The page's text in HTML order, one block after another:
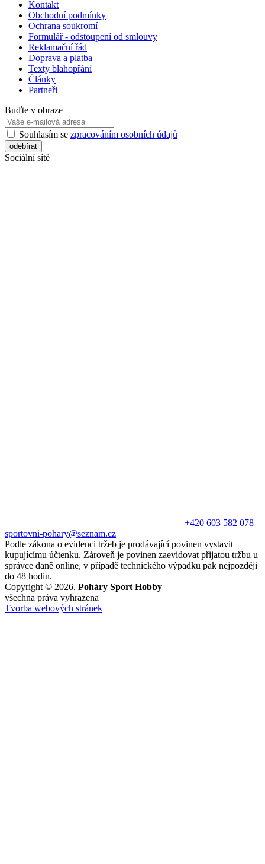
Kontakt
Obchodní podmínky
Ochrana soukromí
Formulář - odstoupení od smlouvy
Reklamační řád
Doprava a platba
Texty blahopřání
Články
Partneři
Buďte v obraze
Souhlasím se zpracováním osobních údajů
Sociální sítě
+420 603 582 078
sportovni-pohary@seznam.cz
Podle zákona o evidenci tržeb je prodávající povinen vystavit
kupujícímu účtenku. Zároveň je povinen zaevidovat přijatou tržbu u
správce daně online, v případě technického výpadku pak nejpozději
do 48 hodin.
Copyright © 2026, Poháry Sport Hobby
všechna práva vyhrazena
Tvorba webových stránek